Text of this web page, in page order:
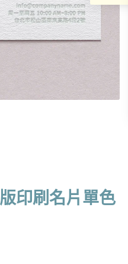
印刷名片單色